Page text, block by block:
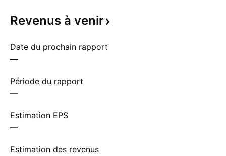
Revenus à venir
Date du prochain rapport
—
Période du rapport
—
Estimation EPS
—
Estimation des revenus